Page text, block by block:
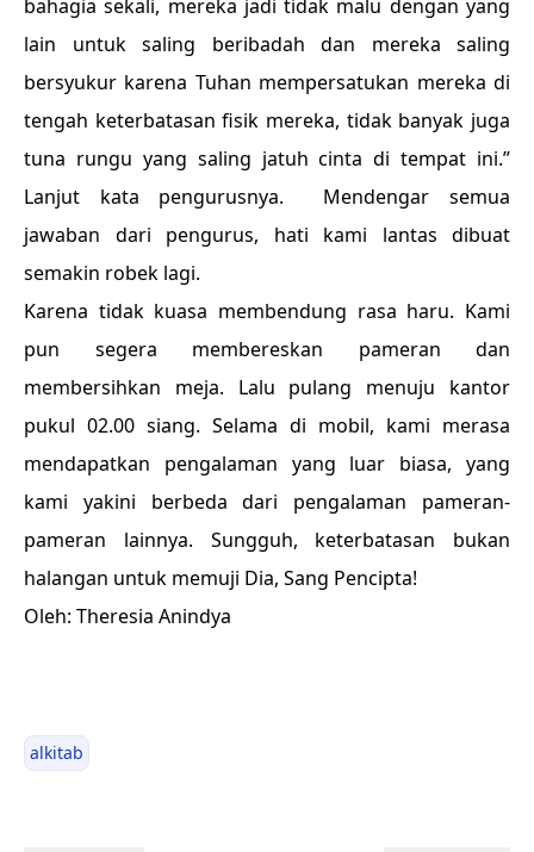
bahagia sekali, mereka jadi tidak malu dengan yang
lain untuk saling beribadah dan mereka saling
bersyukur karena Tuhan mempersatukan mereka di
tengah keterbatasan fisik mereka, tidak banyak juga
tuna rungu yang saling jatuh cinta di tempat ini.”
Lanjut kata pengurusnya. Mendengar semua
jawaban dari pengurus, hati kami lantas dibuat
semakin robek lagi.
Karena tidak kuasa membendung rasa haru. Kami
pun segera membereskan pameran dan
membersihkan meja. Lalu pulang menuju kantor
pukul 02.00 siang. Selama di mobil, kami merasa
mendapatkan pengalaman yang luar biasa, yang
kami yakini berbeda dari pengalaman pameran-
pameran lainnya. Sungguh, keterbatasan bukan
halangan untuk memuji Dia, Sang Pencipta!
Oleh: Theresia Anindya
alkitab